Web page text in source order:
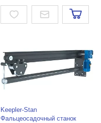
Keepler-Stan
Фальцеосадочный станок